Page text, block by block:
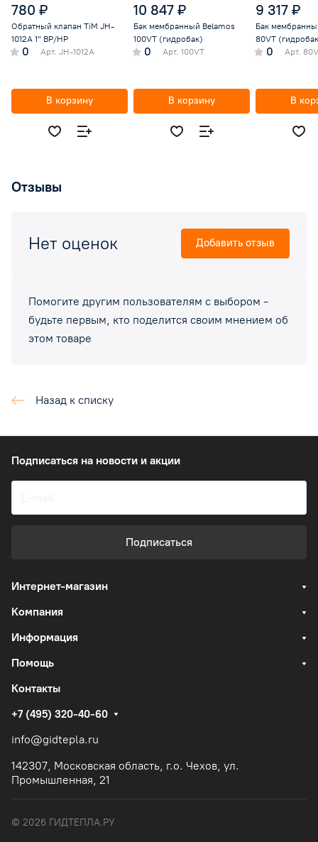
780 ₽
Обратный клапан TiM JH-
1012A 1" ВР/НР
0 Арт. JH-1012A
В корзину
10 847 ₽
Бак мембранный Belamos
100VT (гидробак)
0 Арт. 100VT
В корзину
9 317 ₽
Бак
80VT
0 Арт.
В
Отзывы
Помогите другим пользователям с выбором -
будьте первым, кто поделится своим мнением об
этом товаре
Нет оценок Добавить отзыв
Назад к списку
Подписаться на новости и акции
Подписаться
Интернет-магазин
Компания
Информация
Помощь
Контакты
+7 (495) 320-40-60
info@gidtepla.ru
142307, Московская область, г.о. Чехов, ул.
Промышленная, 21
© 2026 ГИДТЕПЛА.РУ